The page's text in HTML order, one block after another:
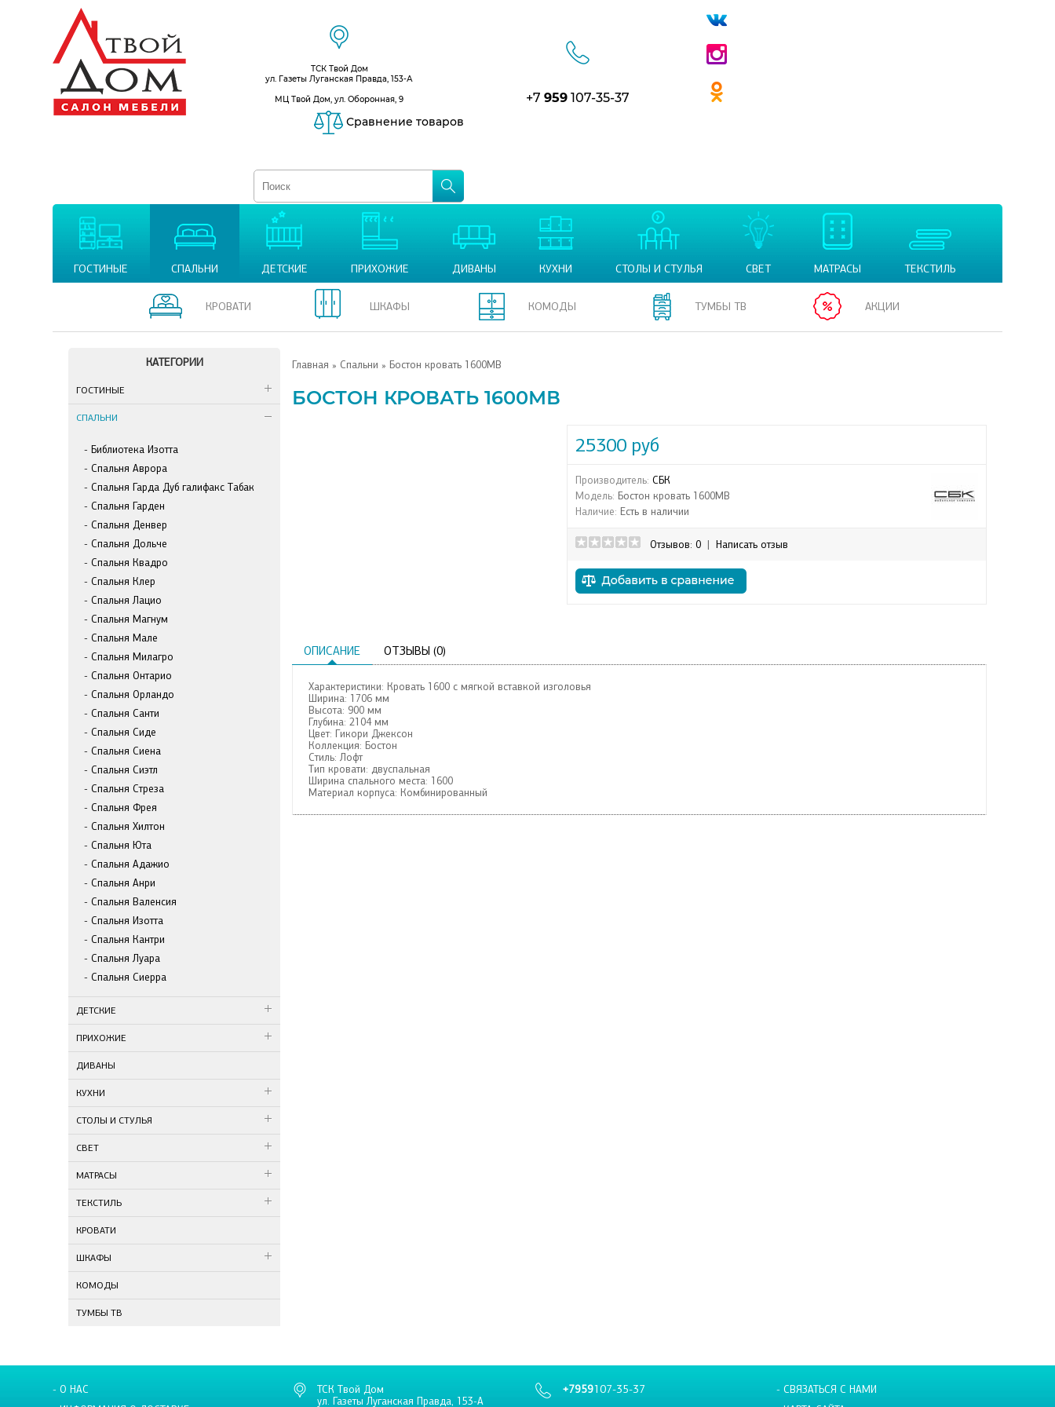
ТСК Твой Дом
ул. Газеты Луганская Правда, 153-А
МЦ Твой Дом, ул. Оборонная, 9
+7 959 107-35-37
Сравнение товаров
ГОСТИНЫЕ СПАЛЬНИ ДЕТСКИЕ ПРИХОЖИЕ ДИВАНЫ КУХНИ СТОЛЫ И СТУЛЬЯ СВЕТ МАТРАСЫ ТЕКСТИЛЬ
КРОВАТИ ШКАФЫ КОМОДЫ ТУМБЫ ТВ АКЦИИ
КАТЕГОРИИ
ГОСТИНЫЕ
СПАЛЬНИ
Библиотека Изотта
Спальня Аврора
Спальня Гарда Дуб галифакс Табак
Спальня Гарден
Спальня Денвер
Спальня Дольче
Спальня Квадро
Спальня Клер
Спальня Лацио
Спальня Магнум
Спальня Мале
Спальня Милагро
Спальня Онтарио
Спальня Орландо
Спальня Санти
Спальня Сиде
Спальня Сиена
Спальня Сиэтл
Спальня Стреза
Спальня Фрея
Спальня Хилтон
Спальня Юта
Спальня Адажио
Спальня Анри
Спальня Валенсия
Спальня Изотта
Спальня Кантри
Спальня Луара
Спальня Сиерра
ДЕТСКИЕ
ПРИХОЖИЕ
ДИВАНЫ
КУХНИ
СТОЛЫ И СТУЛЬЯ
СВЕТ
МАТРАСЫ
ТЕКСТИЛЬ
КРОВАТИ
ШКАФЫ
КОМОДЫ
ТУМБЫ ТВ
Главная » Спальни » Бостон кровать 1600МВ
БОСТОН КРОВАТЬ 1600МВ
25300 руб
Производитель: СБК
Модель: Бостон кровать 1600МВ
Наличие: Есть в наличии
Отзывов: 0 Написать отзыв
ОПИСАНИЕ ОТЗЫВЫ (0)
Характеристики: Кровать 1600 с мягкой вставкой изголовья
Ширина: 1706 мм
Высота: 900 мм
Глубина: 2104 мм
Цвет: Гикори Джексон
Коллекция: Бостон
Стиль: Лофт
Тип кровати: двуспальная
Ширина спального места: 1600
Материал корпуса: Комбинированный
- О НАС
ТСК Твой Дом
ул. Газеты Луганская Правда, 153-А
+7959107-35-37
- СВЯЗАТЬСЯ С НАМИ